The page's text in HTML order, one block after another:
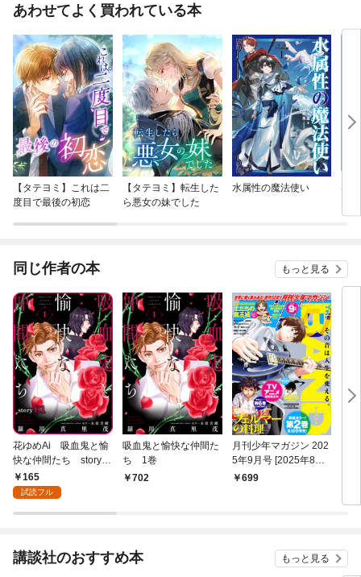
あわせてよく買われている本
【タテヨミ】これは二
度目で最後の初恋
【タテヨミ】転生した
ら悪女の妹でした
水属性の魔法使い
同じ作者の本 もっと見る
花ゆめAi 吸血鬼と愉
快な仲間たち story0
1 165
試読フル
吸血鬼と愉快な仲間た
ち 1巻
702
月刊少年マガジン 202
5年9月号 [2025年8月6
日発売]
699
講談社のおすすめ本 もっと見る